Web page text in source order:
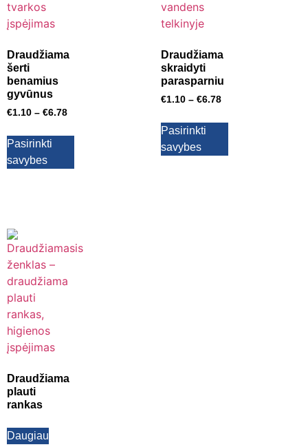
Draudžiama
šerti
benamius
gyvūnus
€1.10 – €6.78
Pasirinkti
savybes
Draudžiama
skraidyti
parasparniu
€1.10 – €6.78
Pasirinkti
savybes
Draudžiama
plauti
rankas
Daugiau